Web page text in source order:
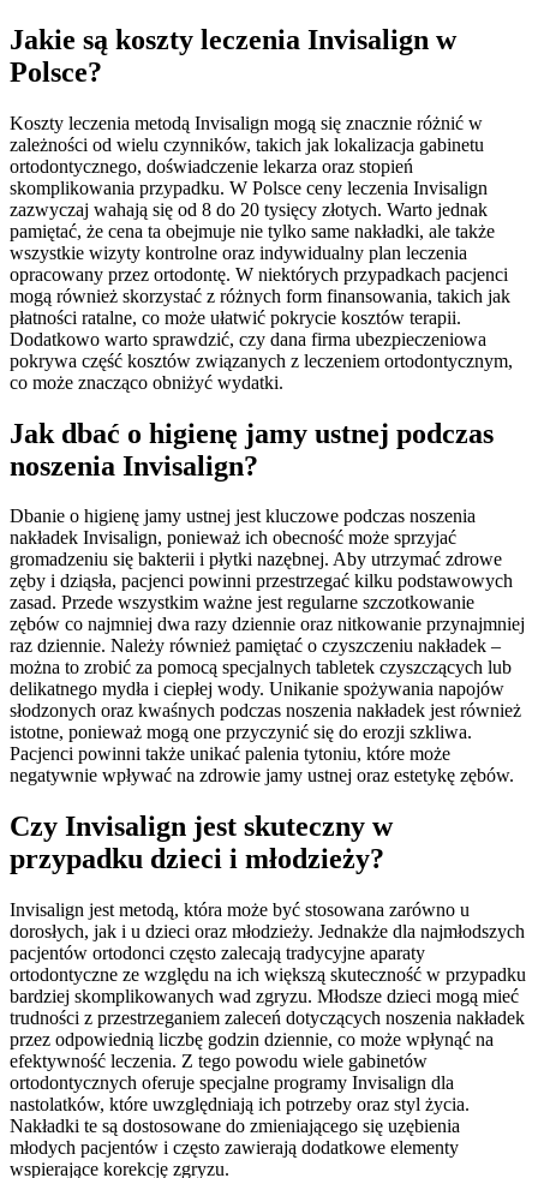
Jakie są koszty leczenia Invisalign w
Polsce?
Koszty leczenia metodą Invisalign mogą się znacznie różnić w
zależności od wielu czynników, takich jak lokalizacja gabinetu
ortodontycznego, doświadczenie lekarza oraz stopień
skomplikowania przypadku. W Polsce ceny leczenia Invisalign
zazwyczaj wahają się od 8 do 20 tysięcy złotych. Warto jednak
pamiętać, że cena ta obejmuje nie tylko same nakładki, ale także
wszystkie wizyty kontrolne oraz indywidualny plan leczenia
opracowany przez ortodontę. W niektórych przypadkach pacjenci
mogą również skorzystać z różnych form finansowania, takich jak
płatności ratalne, co może ułatwić pokrycie kosztów terapii.
Dodatkowo warto sprawdzić, czy dana firma ubezpieczeniowa
pokrywa część kosztów związanych z leczeniem ortodontycznym,
co może znacząco obniżyć wydatki.
Jak dbać o higienę jamy ustnej podczas
noszenia Invisalign?
Dbanie o higienę jamy ustnej jest kluczowe podczas noszenia
nakładek Invisalign, ponieważ ich obecność może sprzyjać
gromadzeniu się bakterii i płytki nazębnej. Aby utrzymać zdrowe
zęby i dziąsła, pacjenci powinni przestrzegać kilku podstawowych
zasad. Przede wszystkim ważne jest regularne szczotkowanie
zębów co najmniej dwa razy dziennie oraz nitkowanie przynajmniej
raz dziennie. Należy również pamiętać o czyszczeniu nakładek –
można to zrobić za pomocą specjalnych tabletek czyszczących lub
delikatnego mydła i ciepłej wody. Unikanie spożywania napojów
słodzonych oraz kwaśnych podczas noszenia nakładek jest również
istotne, ponieważ mogą one przyczynić się do erozji szkliwa.
Pacjenci powinni także unikać palenia tytoniu, które może
negatywnie wpływać na zdrowie jamy ustnej oraz estetykę zębów.
Czy Invisalign jest skuteczny w
przypadku dzieci i młodzieży?
Invisalign jest metodą, która może być stosowana zarówno u
dorosłych, jak i u dzieci oraz młodzieży. Jednakże dla najmłodszych
pacjentów ortodonci często zalecają tradycyjne aparaty
ortodontyczne ze względu na ich większą skuteczność w przypadku
bardziej skomplikowanych wad zgryzu. Młodsze dzieci mogą mieć
trudności z przestrzeganiem zaleceń dotyczących noszenia nakładek
przez odpowiednią liczbę godzin dziennie, co może wpłynąć na
efektywność leczenia. Z tego powodu wiele gabinetów
ortodontycznych oferuje specjalne programy Invisalign dla
nastolatków, które uwzględniają ich potrzeby oraz styl życia.
Nakładki te są dostosowane do zmieniającego się uzębienia
młodych pacjentów i często zawierają dodatkowe elementy
wspierające korekcję zgryzu.